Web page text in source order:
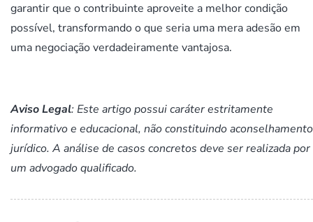
garantir que o contribuinte aproveite a melhor condição
possível, transformando o que seria uma mera adesão em
uma negociação verdadeiramente vantajosa.
Aviso Legal: Este artigo possui caráter estritamente
informativo e educacional, não constituindo aconselhamento
jurídico. A análise de casos concretos deve ser realizada por
um advogado qualificado.